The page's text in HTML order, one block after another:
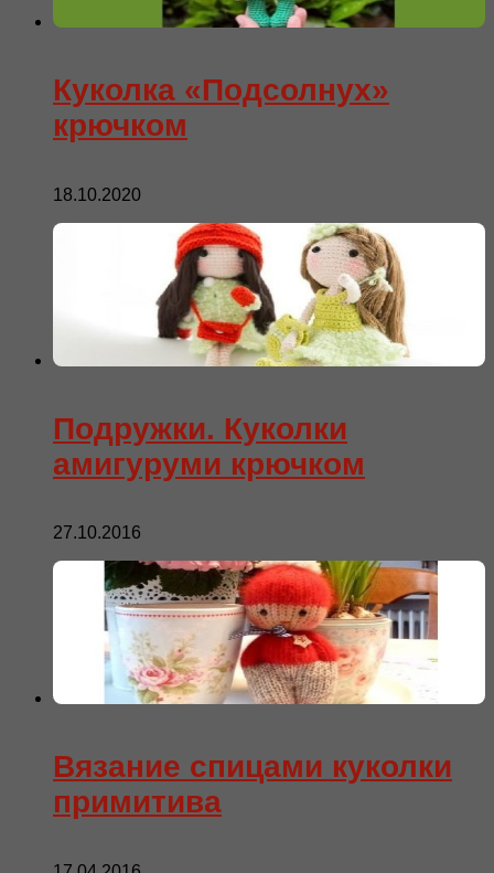
Куколка «Подсолнух»
крючком
18.10.2020
Подружки. Куколки
амигуруми крючком
27.10.2016
Вязание спицами куколки
примитива